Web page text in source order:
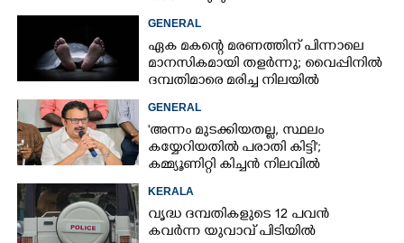
GENERAL
ഏക മകന്റെ മരണത്തിന് പിന്നാലെ
മാനസികമായി തളർന്നു; വൈപ്പിനിൽ
ദമ്പതിമാരെ മരിച്ച നിലയിൽ
കണ്ടെത്തി
GENERAL
'അന്നം മുടക്കിയതല്ല, സ്ഥലം
കയ്യേറിയതിൽ പരാതി കിട്ടി';
കമ്മ്യൂണിറ്റി കിച്ചൻ നിലവിൽ
ആലപ്പുഴയിൽ മാത്രമെന്ന് മന്ത്രി
KERALA
വൃദ്ധ ദമ്പതികളുടെ 12 പവൻ
കവർന്ന യുവാവ് പിടിയിൽ